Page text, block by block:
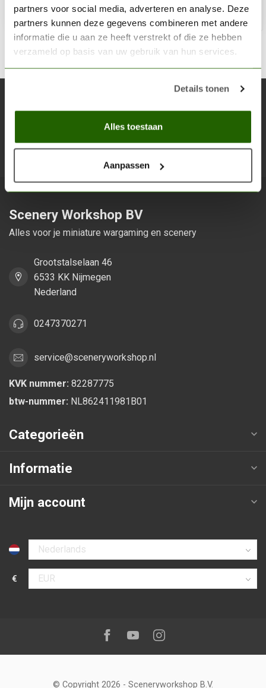
partners voor social media, adverteren en analyse. Deze
partners kunnen deze gegevens combineren met andere
informatie die u aan ze heeft verstrekt of die ze hebben
verzameld op basis van uw gebruik van hun services.
Details tonen
Alles toestaan
Aanpassen
Scenery Workshop BV
Alles voor je miniature wargaming en scenery
Grootstalselaan 46
6533 KK Nijmegen
Nederland
0247370271
service@sceneryworkshop.nl
KVK nummer: 82287775
btw-nummer: NL862411981B01
Categorieën
Informatie
Mijn account
Selecteer taal
€
Selecteer valuta
Volg ons op:Facebook
YoutubeInstagram
© Copyright 2026 - Sceneryworkshop B.V.